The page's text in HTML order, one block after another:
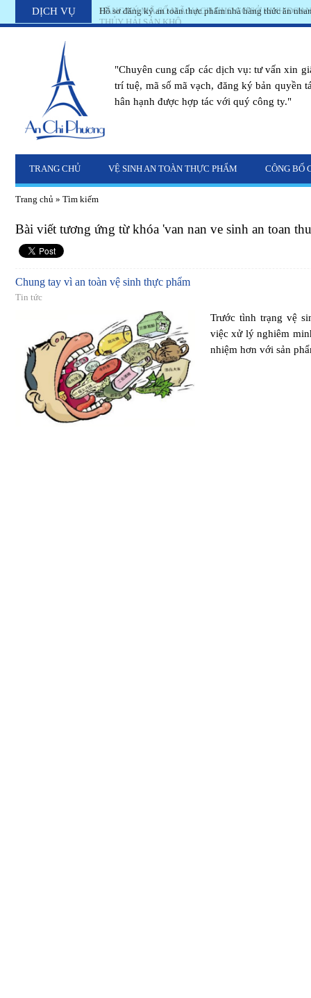
DỊCH VỤ
ĐĂNG KÝ MÃ SỐ MÃ VẠCH CHO CƠ SỞ KINH
THỦY HẢI SẢN KHÔ
"Chuyên cung cấp các dịch vụ: tư vấn xin
trí tuệ, mã số mã vạch, đăng ký bản quyền
hân hạnh được hợp tác với quý công ty."
TRANG CHỦ VỆ SINH AN TOÀN THỰC PHẨM CÔNG BỐ
Trang chủ » Tìm kiếm
Bài viết tương ứng từ khóa 'van nan ve sinh an toan
Chung tay vì an toàn vệ sinh thực phẩm
Tin tức
Trước tình trạng vệ
việc xử lý nghiêm
nhiệm hơn với sản